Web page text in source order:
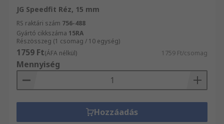
JG Speedfit Réz, 15 mm
RS raktári szám 756-488
Gyártó cikkszáma 15RA
Részösszeg (1 csomag / 10 egység)
1759 Ft(ÁFA nélkül) 1759 Ft/csomag
Mennyiség
Hozzáadás